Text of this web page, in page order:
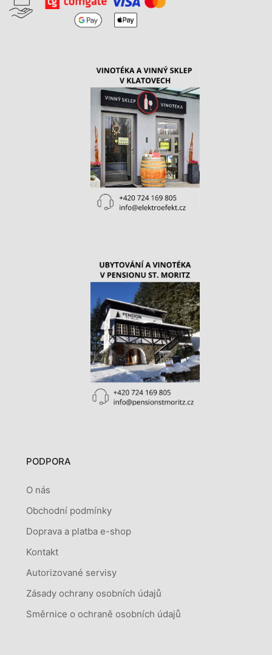
PODPORA
O nás
Obchodní podmínky
Doprava a platba e-shop
Kontakt
Autorizované servisy
Zásady ochrany osobních údajů
Směrnice o ochraně osobních údajů